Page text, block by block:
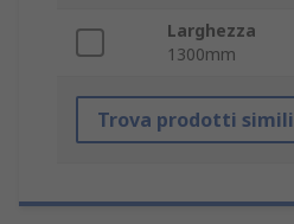
Larghezza
1300mm
Trova prodotti simili